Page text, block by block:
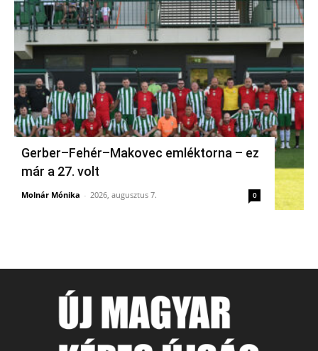
Gerber–Fehér–Makovec emléktorna – ez
már a 27. volt
Molnár Mónika - 2026, augusztus 7. 0